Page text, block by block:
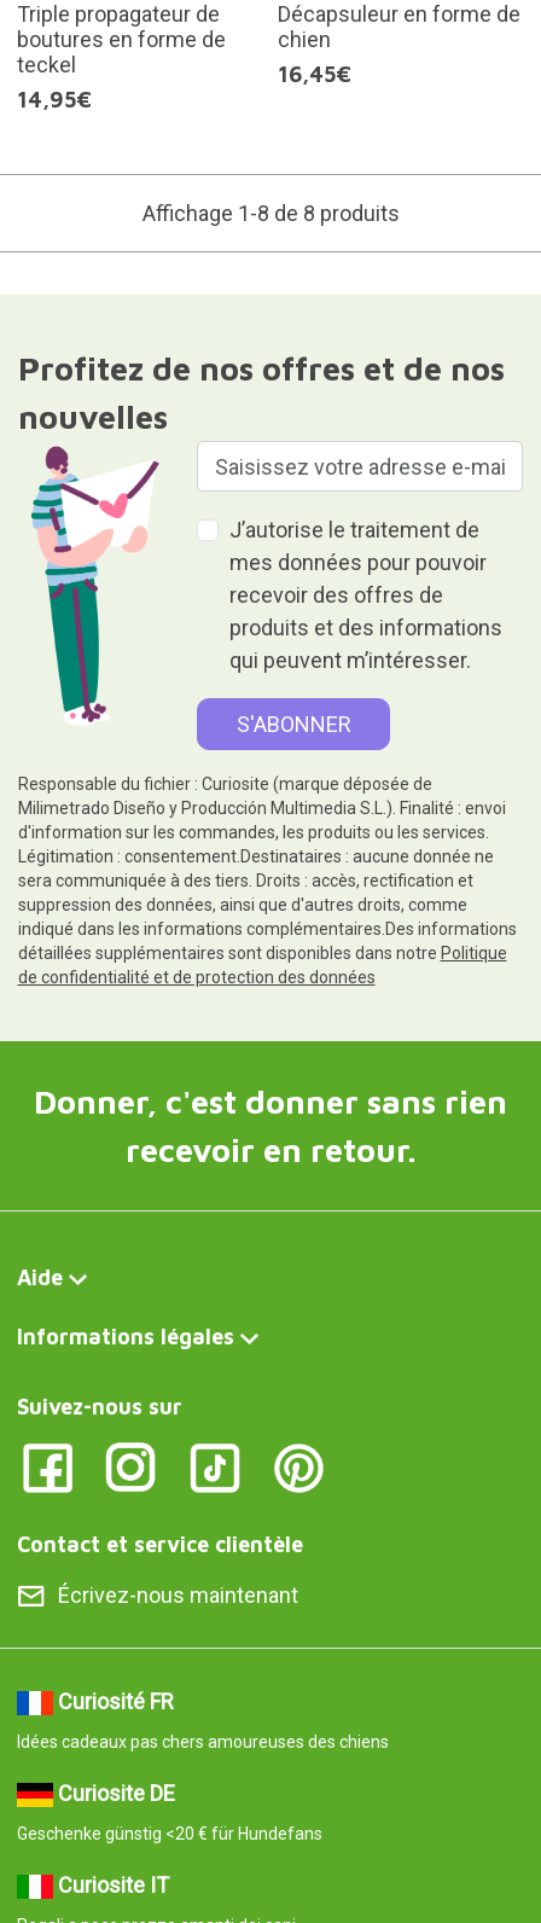
Triple propagateur de
boutures en forme de
teckel
14,95€
Décapsuleur en forme de
chien
16,45€
Affichage 1-8 de 8 produits
Profitez de nos offres et de nos
nouvelles
J’autorise le traitement de
mes données pour pouvoir
recevoir des offres de
produits et des informations
qui peuvent m’intéresser.
Responsable du fichier : Curiosite (marque déposée de
Milimetrado Diseño y Producción Multimedia S.L.). Finalité : envoi
d'information sur les commandes, les produits ou les services.
Légitimation : consentement.Destinataires : aucune donnée ne
sera communiquée à des tiers. Droits : accès, rectification et
suppression des données, ainsi que d'autres droits, comme
indiqué dans les informations complémentaires.Des informations
détaillées supplémentaires sont disponibles dans notre Politique
de confidentialité et de protection des données
Donner, c'est donner sans rien
recevoir en retour.
Aide
Informations légales
Suivez-nous sur
Contact et service clientèle
Écrivez-nous maintenant
Curiosité FR
Idées cadeaux pas chers amoureuses des chiens
Curiosite DE
Geschenke günstig <20 € für Hundefans
Curiosite IT